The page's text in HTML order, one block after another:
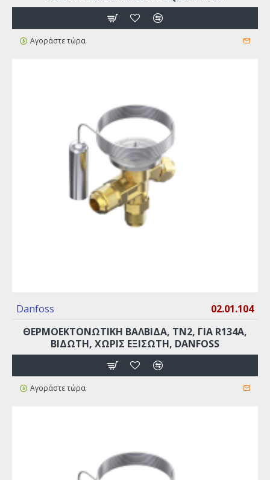
Αγοράστε τώρα
Danfoss
02.01.104
ΘΕΡΜΟΕΚΤΟΝΩΤΙΚΗ ΒΑΛΒΙΔΑ, TN2, ΓΙΑ R134A,
ΒΙΔΩΤΗ, ΧΩΡΙΣ ΕΞΙΣΩΤΗ, DANFOSS
Αγοράστε τώρα